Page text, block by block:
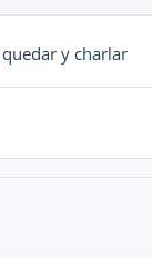
y charlar